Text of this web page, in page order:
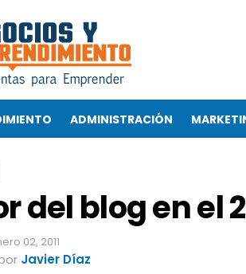
ADMINISTRACIÓN
del blog en el
02, 2011
Javier Díaz